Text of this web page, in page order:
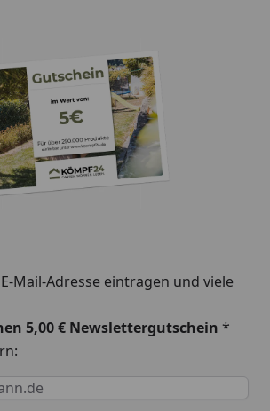
Mail-Adresse eintragen und viele
5,00 € Newslettergutschein *